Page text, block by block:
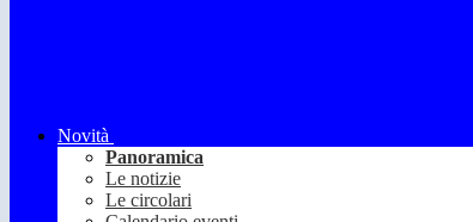
Novità
Panoramica
Le notizie
Le circolari